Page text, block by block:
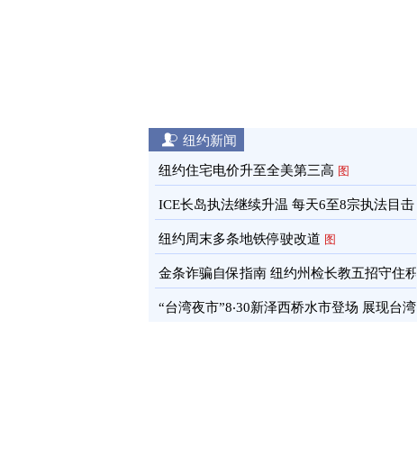
纽约新闻
纽约住宅电价升至全美第三高 图
ICE长岛执法继续升温 每天6至8宗执法目击
通报 图
纽约周末多条地铁停驶改道 图
金条诈骗自保指南 纽约州检长教五招守住积
蓄 图
“台湾夜市”8‧30新泽西桥水市登场 展现台湾